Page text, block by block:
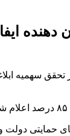
پرداخت تسهیلات تکلیفی طی دوره
اعتبارات بانک ایران زمین در بخش تسهیلات فرزند آوری، ۴۴۴
حمایتی دولت و